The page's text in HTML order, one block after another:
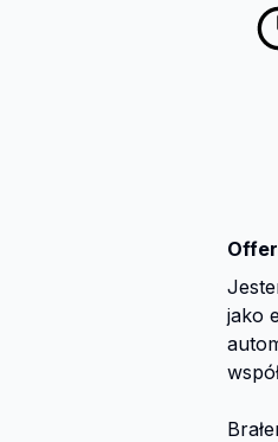
Offer
jako